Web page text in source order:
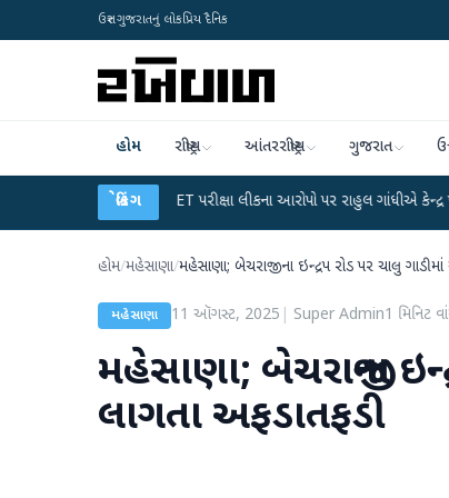
ઉત્તર ગુજરાતનું લોકપ્રિય દૈનિક
હોમ રાષ્ટ્રીય આંતરરાષ્ટ્રીય ગુજરાત
બ્રેકિંગ
UGC-NET પરીક્ષા લીકના આરોપો પર રાહુલ ગાંધીએ કેન્દ્ર પર પ્રહાર કર્યા
હોમ/મહેસાણા/મહેસાણા; બેચરાજીના ઇન્દ્રપ રોડ પર ચાલુ
મહેસાણા 11 ઑગસ્ટ, 2025 Super Admin1 મિનિટ
મહેસાણા; બેચરાજીના
લાગતા અફડાતફડી